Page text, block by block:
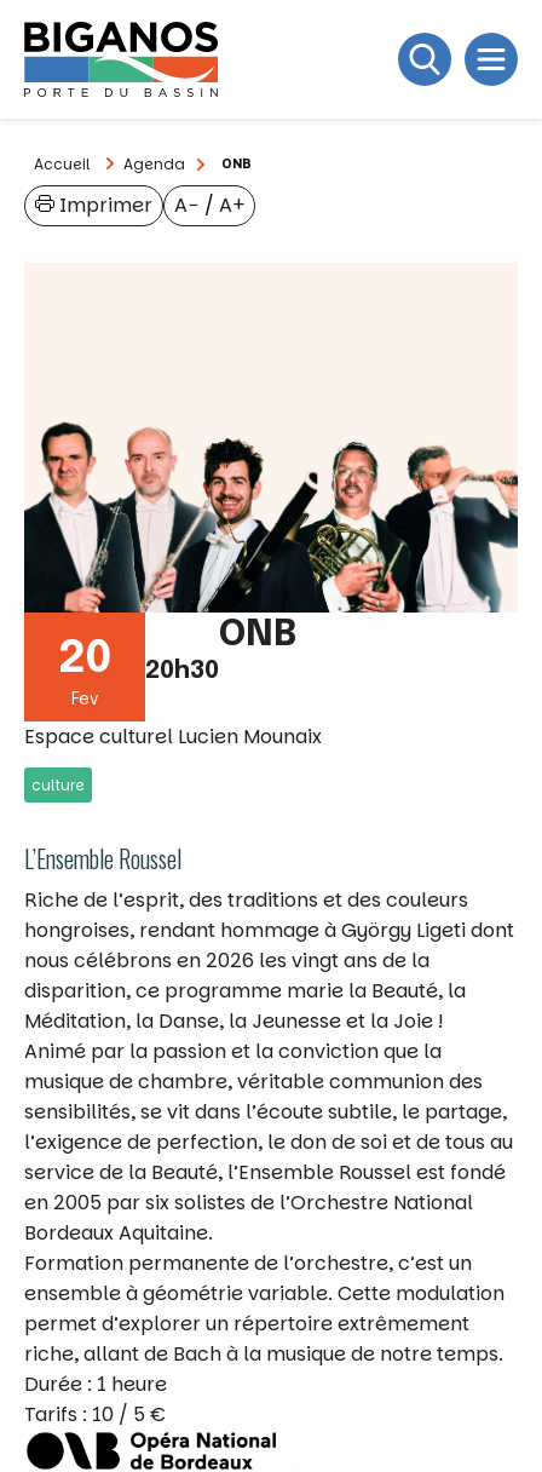
Accueil Agenda ONB
A− / A+
Imprimer
20
Fev
20h30
ONB
Espace culturel Lucien Mounaix
culture
L’Ensemble Roussel
Riche de l’esprit, des traditions et des couleurs
hongroises, rendant hommage à György Ligeti dont
nous célébrons en 2026 les vingt ans de la
disparition, ce programme marie la Beauté, la
Méditation, la Danse, la Jeunesse et la Joie !
Animé par la passion et la conviction que la
musique de chambre, véritable communion des
sensibilités, se vit dans l’écoute subtile, le partage,
l’exigence de perfection, le don de soi et de tous au
service de la Beauté, l’Ensemble Roussel est fondé
en 2005 par six solistes de l’Orchestre National
Bordeaux Aquitaine.
Formation permanente de l’orchestre, c’est un
ensemble à géométrie variable. Cette modulation
permet d’explorer un répertoire extrêmement
riche, allant de Bach à la musique de notre temps.
Durée : 1 heure
Tarifs : 10 / 5 €